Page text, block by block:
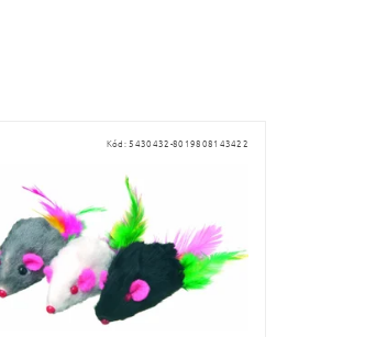
Kód:5430432-8019808143422